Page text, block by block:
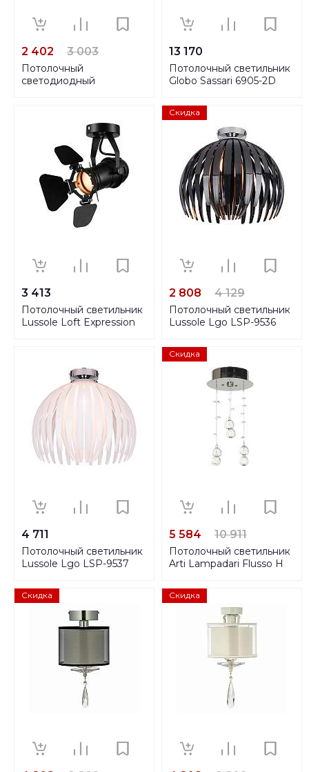
2 402 3 003
Потолочный
светодиодный
13 170
Потолочный светильник
Globo Sassari 6905-2D
3 413
Потолочный светильник
Lussole Loft Expression
Скидка
2 808 4 129
Потолочный светильник
Lussole Lgo LSP-9536
4 711
Потолочный светильник
Lussole Lgo LSP-9537
Скидка
5 584 10 911
Потолочный светильник
Arti Lampadari Flusso H
Скидка Скидка